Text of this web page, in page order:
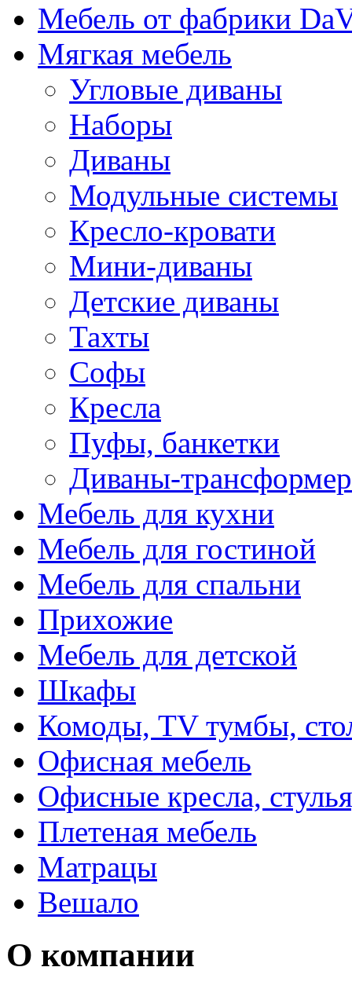
Мебель от фабрики
Мягкая мебель
Угловые диваны
Наборы
Диваны
Модульные системы
Кресло-кровати
Мини-диваны
Детские диваны
Тахты
Софы
Кресла
Пуфы, банкетки
Диваны-
Мебель для кухни
Мебель для гостиной
Мебель для спальни
Прихожие
Мебель для детской
Шкафы
Комоды, TV тумбы,
Офисная мебель
Офисные кресла,
Плетеная мебель
Матрацы
Вешало
О компании